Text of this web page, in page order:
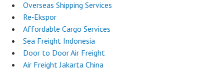
Overseas Shipping Services
Re‑Ekspor
Affordable Cargo Services
Sea Freight Indonesia
Door to Door Air Freight
Air Freight Jakarta China